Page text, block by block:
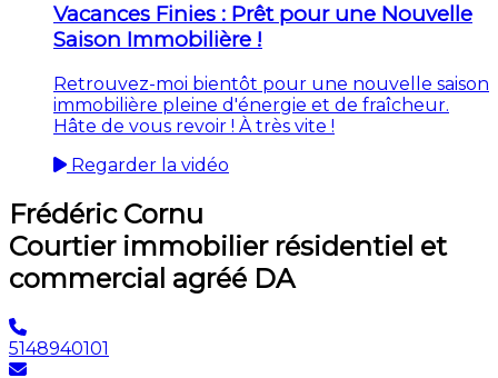
Vacances Finies : Prêt pour une Nouvelle
Saison Immobilière !
Retrouvez-moi bientôt pour une nouvelle saison
immobilière pleine d'énergie et de fraîcheur.
Hâte de vous revoir ! À très vite !
Regarder la vidéo
Frédéric Cornu
Courtier immobilier résidentiel et
commercial agréé DA
5148940101